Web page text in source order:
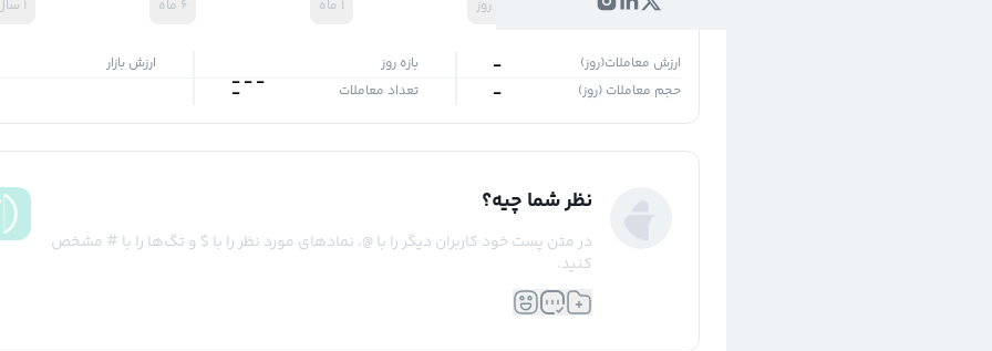
۱روز ۱ ماه ۶ ماه ۱ سال
ارزش معاملات(روز) - بازه روز
-
-
-
ارزش بازار
حجم معاملات (روز)
- تعداد معاملات -
نظر شما چیه؟
در متن پست خود کاربران دیگر را با @، نمادهای مورد نظر را با $ و تگ‌ها را با # مشخص
کنید.